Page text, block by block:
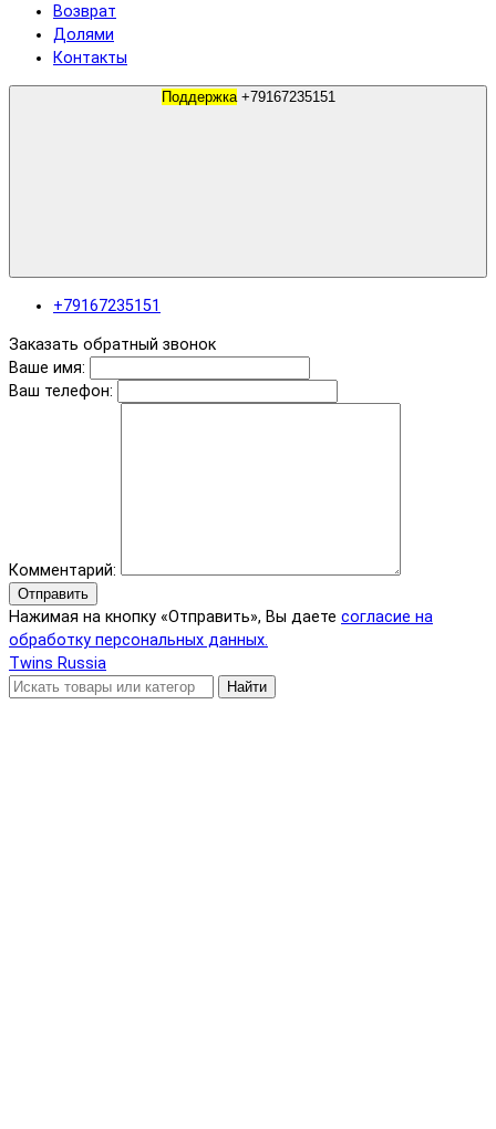
Возврат
Долями
Контакты
Поддержка +79167235151
+79167235151
Заказать обратный звонок
Ваше имя:
Ваш телефон:
Комментарий:
Отправить
Нажимая на кнопку «Отправить», Вы даете согласие на
обработку персональных данных.
Twins Russia
Найти